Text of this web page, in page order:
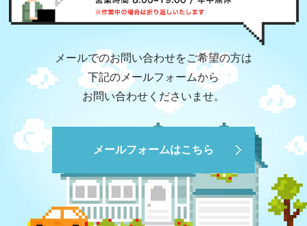
メールでのお問い合わせをご希望の方は
下記のメールフォームから
お問い合わせくださいませ。
メールフォームはこちら